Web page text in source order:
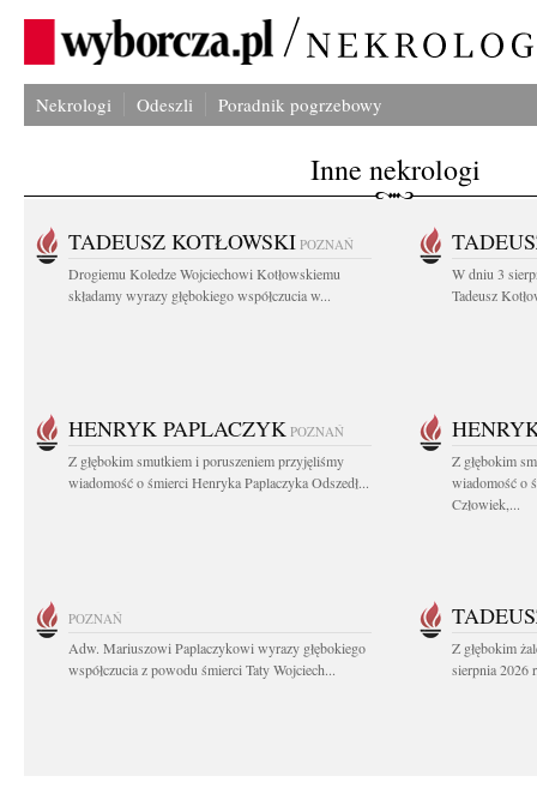
Nekrologi Odeszli Poradnik pogrzebowy
Inne nekrologi
TADEUSZ KOTŁOWSKI POZNAŃ
Drogiemu Koledze Wojciechowi Kotłowskiemu
składamy wyrazy głębokiego współczucia w...
W dniu 3
Tadeusz
HENRYK PAPLACZYK POZNAŃ
Z głębokim smutkiem i poruszeniem przyjęliśmy
wiadomość o śmierci Henryka Paplaczyka Odszedł...
Z głębokim
wiadomość o
Człowiek,...
POZNAŃ
Adw. Mariuszowi Paplaczykowi wyrazy głębokiego
współczucia z powodu śmierci Taty Wojciech...
Z głębokim
sierpnia 2026